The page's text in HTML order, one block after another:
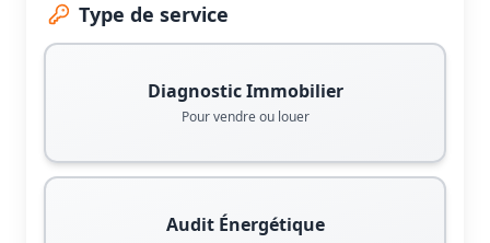
Type de service
Diagnostic Immobilier
Pour vendre ou louer
Audit Énergétique